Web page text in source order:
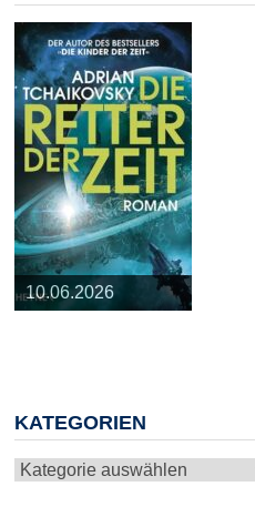
25.03.2026
09.04.2026
20.05.2026
10.06.2026
13.08.2026
KATEGORIEN
Kategorien